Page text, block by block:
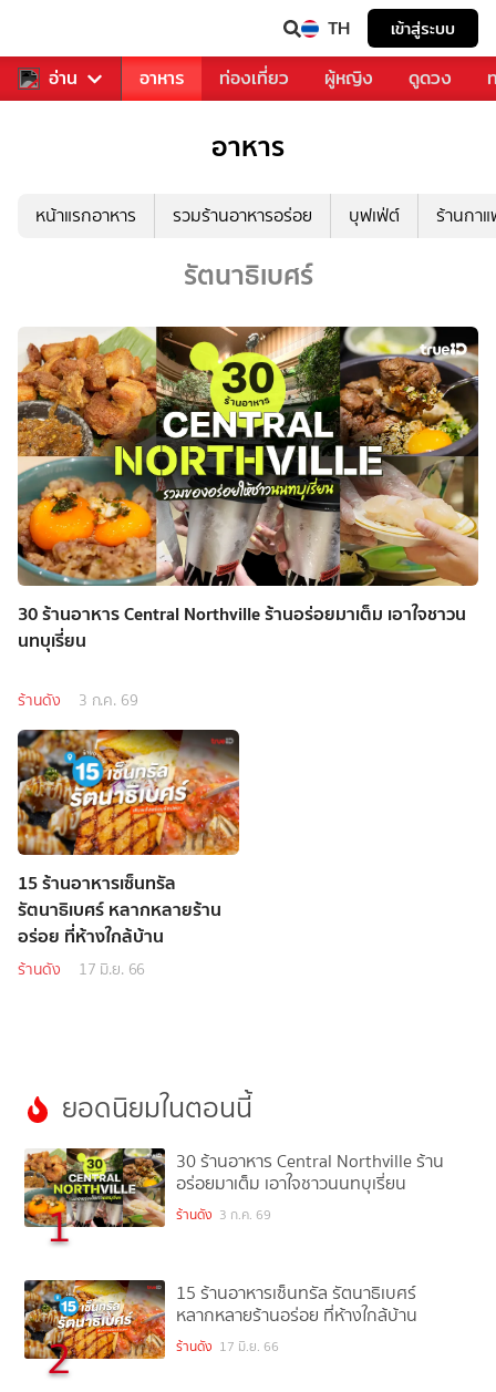
TH เข้าสู่ระบบ
อ่าน
รวงการเพลง อาหาร ท่องเที่ยว ผู้หญิง ดูดวง
อาหาร
หน้าแรกอาหาร รวมร้านอาหารอร่อย บุฟเฟ่ต์ ร้านกา
รัตนาธิเบศร์
30 ร้านอาหาร Central Northville ร้านอร่อยมาเต็ม เอาใจชาวน
นทบุเรี่ยน
ร้านดัง 3 ก.ค. 69
15 ร้านอาหารเซ็นทรัล
รัตนาธิเบศร์ หลากหลายร้าน
อร่อย ที่ห้างใกล้บ้าน
ร้านดัง 17 มิ.ย. 66
ยอดนิยมในตอนนี้
1
30 ร้านอาหาร Central Northville ร้าน
อร่อยมาเต็ม เอาใจชาวนนทบุเรี่ยน
ร้านดัง 3 ก.ค. 69
2
15 ร้านอาหารเซ็นทรัล รัตนาธิเบศร์
หลากหลายร้านอร่อย ที่ห้างใกล้บ้าน
ร้านดัง 17 มิ.ย. 66